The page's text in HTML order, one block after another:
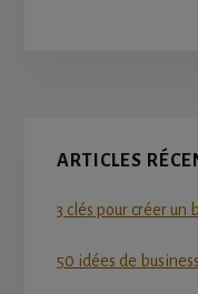
Primary
Sidebar
ARTICLES
3 clés pour créer un
50 idées de